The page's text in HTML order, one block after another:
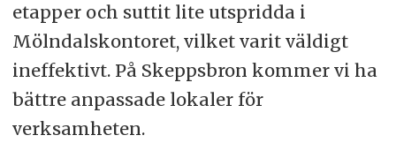
etapper och suttit lite utspridda i
Mölndalskontoret, vilket varit väldigt
ineffektivt. På Skeppsbron kommer vi ha
bättre anpassade lokaler för
verksamheten.